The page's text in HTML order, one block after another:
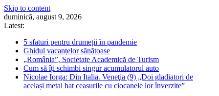
Skip to content
duminică, august 9, 2026
Latest:
5 sfaturi pentru drumeții în pandemie
Ghidul vacanțelor sănătoase
„România”, Societate Academică de Turism
Cum să îți schimbi singur acumulatorul auto
Nicolae Iorga: Din Italia. Veneţia (9) „Doi gladiatori de
același metal bat ceasurile cu ciocanele lor înverzite”